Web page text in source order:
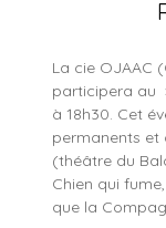
La cie OJAAC
participera au
à 18h30. Cet
permanents et
(théâtre du
Chien qui
que la